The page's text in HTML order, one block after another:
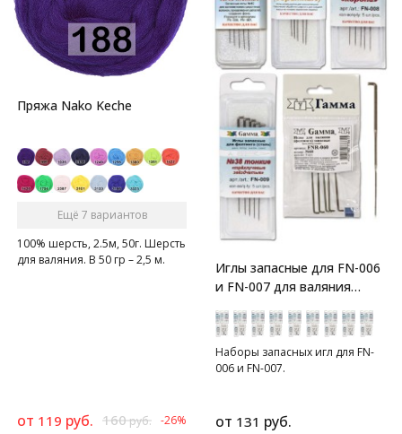
Пряжа Nako Keche
Ещё 7 вариантов
100% шерсть, 2.5м, 50г. Шерсть
для валяния. В 50 гр – 2,5 м.
от 119 руб. 160руб. -26%
Иглы запасные для FN-006
и FN-007 для валяния
Наборы запасных игл для FN-
006 и FN-007.
от 131 руб.